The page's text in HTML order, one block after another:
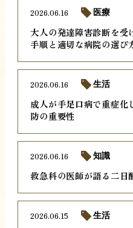
大人の発達障害診断を受
手順と適切な病院の選び
2026.06.16 医療
成人が手足口病で重症化
防の重要性
2026.06.16 生活
救急科の医師が語る二日
2026.06.16 知識
2026.06.15 生活